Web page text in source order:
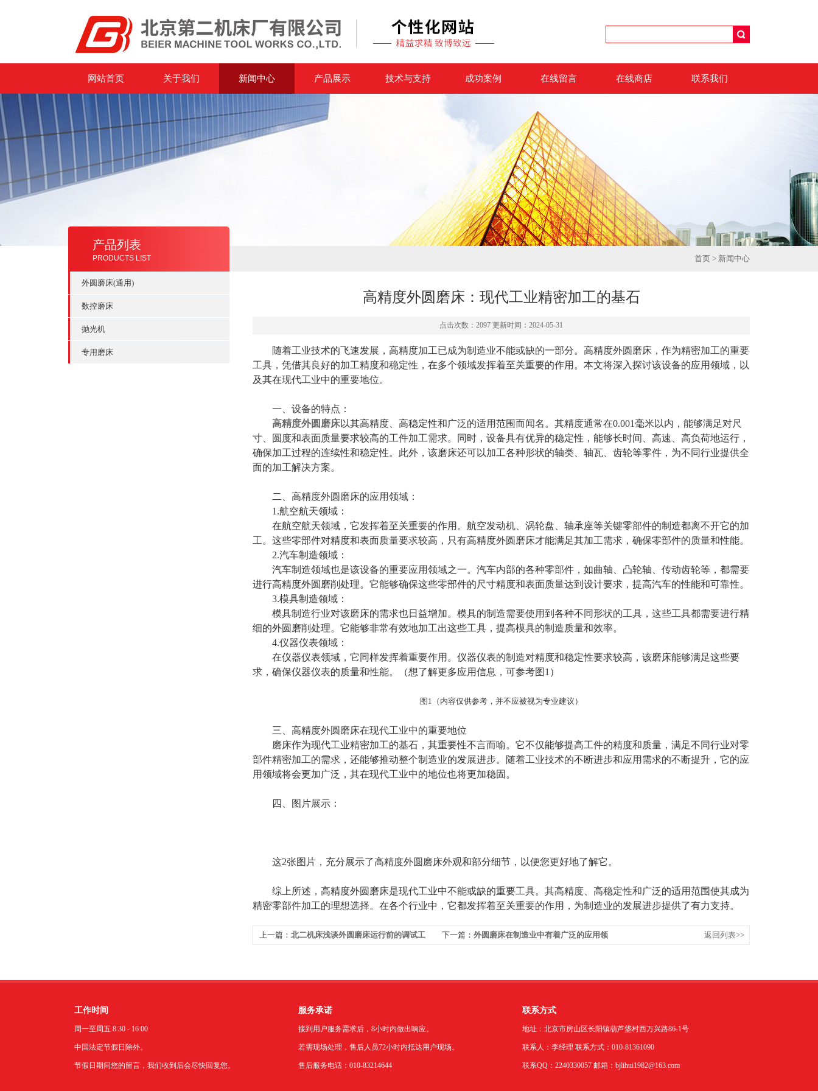
网站首页 关于我们 新闻中心 产品展示 技术与支持 成功案例 在线留言 在线商店 联系我们
产品列表
PRODUCTS LIST
外圆磨床(通用)
数控磨床
抛光机
专用磨床
首页 > 新闻中心
高精度外圆磨床：现代工业精密加工的基石
点击次数：2097 更新时间：2024-05-31
随着工业技术的飞速发展，高精度加工已成为制造业不能或缺的一部分。高精度外圆磨床，作为精密加工的重要
工具，凭借其良好的加工精度和稳定性，在多个领域发挥着至关重要的作用。本文将深入探讨该设备的应用领域，以
及其在现代工业中的重要地位。
一、设备的特点：
高精度外圆磨床以其高精度、高稳定性和广泛的适用范围而闻名。其精度通常在0.001毫米以内，能够满足对尺
寸、圆度和表面质量要求较高的工件加工需求。同时，设备具有优异的稳定性，能够长时间、高速、高负荷地运行，
确保加工过程的连续性和稳定性。此外，该磨床还可以加工各种形状的轴类、轴瓦、齿轮等零件，为不同行业提供全
面的加工解决方案。
二、高精度外圆磨床的应用领域：
1.航空航天领域：
在航空航天领域，它发挥着至关重要的作用。航空发动机、涡轮盘、轴承座等关键零部件的制造都离不开它的加
工。这些零部件对精度和表面质量要求较高，只有高精度外圆磨床才能满足其加工需求，确保零部件的质量和性能。
2.汽车制造领域：
汽车制造领域也是该设备的重要应用领域之一。汽车内部的各种零部件，如曲轴、凸轮轴、传动齿轮等，都需要
进行高精度外圆磨削处理。它能够确保这些零部件的尺寸精度和表面质量达到设计要求，提高汽车的性能和可靠性。
3.模具制造领域：
模具制造行业对该磨床的需求也日益增加。模具的制造需要使用到各种不同形状的工具，这些工具都需要进行精
细的外圆磨削处理。它能够非常有效地加工出这些工具，提高模具的制造质量和效率。
4.仪器仪表领域：
在仪器仪表领域，它同样发挥着重要作用。仪器仪表的制造对精度和稳定性要求较高，该磨床能够满足这些要
求，确保仪器仪表的质量和性能。（想了解更多应用信息，可参考图1）
图1（内容仅供参考，并不应被视为专业建议）
三、高精度外圆磨床在现代工业中的重要地位
磨床作为现代工业精密加工的基石，其重要性不言而喻。它不仅能够提高工件的精度和质量，满足不同行业对零
部件精密加工的需求，还能够推动整个制造业的发展进步。随着工业技术的不断进步和应用需求的不断提升，它的应
用领域将会更加广泛，其在现代工业中的地位也将更加稳固。
四、图片展示：
这2张图片，充分展示了高精度外圆磨床外观和部分细节，以便您更好地了解它。
综上所述，高精度外圆磨床是现代工业中不能或缺的重要工具。其高精度、高稳定性和广泛的适用范围使其成为
精密零部件加工的理想选择。在各个行业中，它都发挥着至关重要的作用，为制造业的发展进步提供了有力支持。
上一篇： 北二机床浅谈外圆磨床运行前的调试工
下一篇： 外圆磨床在制造业中有着广泛的应用领
返回列表>>
工作时间
周一至周五 8:30 - 16:00
中国法定节假日除外。
节假日期间您的留言，我们收到后会尽快回复您。
服务承诺
接到用户服务需求后，8小时内做出响应。
若需现场处理，售后人员72小时内抵达用户现场。
售后服务电话：010-83214644
联系方式
地址：北京市房山区长阳镇葫芦垡村西万兴路86-1号
联系人：李经理 联系方式：010-81361090
联系QQ：2240330057 邮箱：bjlihui1982@163.com